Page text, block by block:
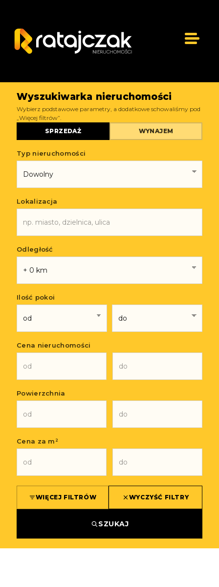
Wyszukiwarka nieruchomości
Wybierz podstawowe parametry, a dodatkowe schowaliśmy pod
„Więcej filtrów”.
SPRZEDAŻ
WYNAJEM
Typ nieruchomości
Lokalizacja
Odległość
Ilość pokoi
Cena nieruchomości
Powierzchnia
Cena za m²
WIĘCEJ FILTRÓW WYCZYŚĆ FILTRY
SZUKAJ